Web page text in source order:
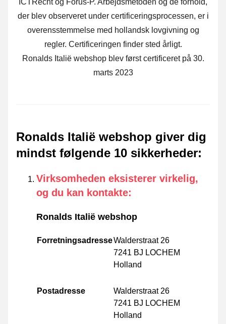
ICTRecht og Forus-P. Arbejdsmetoden og de forhold,
der blev observeret under certificeringsprocessen, er i
overensstemmelse med hollandsk lovgivning og
regler. Certificeringen finder sted årligt.
Ronalds Italië webshop blev først certificeret på 30.
marts 2023
Ronalds Italië webshop giver dig
mindst følgende 10 sikkerheder:
Virksomheden eksisterer virkelig,
og du kan kontakte:
Ronalds Italië webshop
ForretningsadresseWalderstraat 26
7241 BJ LOCHEM
Holland
Postadresse
Walderstraat 26
7241 BJ LOCHEM
Holland